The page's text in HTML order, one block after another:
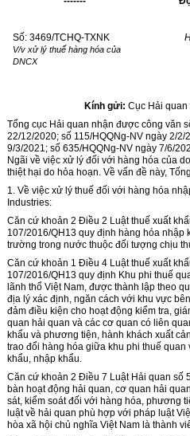
Số: 3469/TCHQ-TXNK
V/v xử lý thuế hàng hóa của
DNCX
Kính gửi: Cục Hải quan
Tổng cục Hải quan nhận được công văn
22/12/2020; số 115/HQQNg-NV ngày 2/2/
9/3/2021; số 635/HQQNg-NV ngày 7/6/
Ngãi về việc xử lý đối với hàng hóa của
thiệt hại do hỏa hoạn. Về vấn đề này,
1. Về việc xử lý thuế đối với hàng hóa
Industries:
Căn cứ khoản 2 Điều 2 Luật thuế xuất
107/2016/QH13 quy định hàng hóa nhập
trường trong nước thuộc đối tượng chịu
Căn cứ khoản 1 Điều 4 Luật thuế xuất
107/2016/QH13 quy định Khu phi thuế
lãnh thổ Việt Nam, được thành lập theo
địa lý xác định, ngăn cách với khu vực
đảm điều kiện cho hoạt động kiểm tra,
quan hải quan và các cơ quan có liên
khẩu và phương tiện, hành khách xuất
trao đổi hàng hóa giữa khu phi thuế
khẩu, nhập khẩu.
Căn cứ khoản 2 Điều 7 Luật Hải quan số
bàn hoạt động hải quan, cơ quan hải
sát, kiểm soát đối với hàng hóa, phương
luật về hải quan phù hợp với pháp luật
hòa xã hội chủ nghĩa Việt Nam là thành